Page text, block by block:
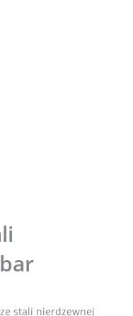
stali nierdzewnej